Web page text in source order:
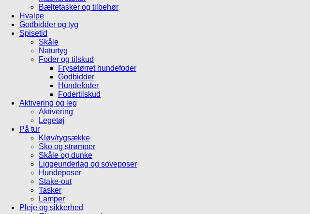
Bæltetasker og tilbehør
Hvalpe
Godbidder og tyg
Spisetid
Skåle
Naturtyg
Foder og tilskud
Frysetørret hundefoder
Godbidder
Hundefoder
Fodertilskud
Aktivering og leg
Aktivering
Legetøj
På tur
Kløv/rygsække
Sko og strømper
Skåle og dunke
Liggeunderlag og soveposer
Hundeposer
Stake-out
Tasker
Lamper
Pleje og sikkerhed